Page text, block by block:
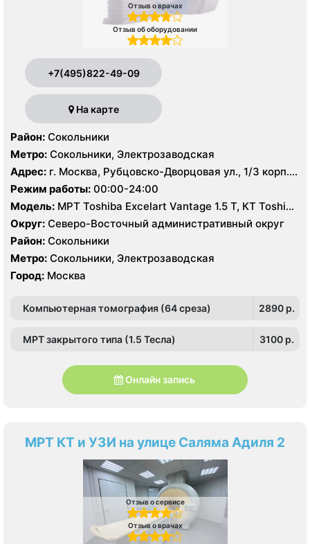
Отзыв о врачах
Отзыв об оборудовании
+7(495)822-49-09
На карте
Район: Сокольники
Метро: Сокольники, Электрозаводская
Адрес: г. Москва, Рубцовско-Дворцовая ул., 1/3 корп.
2А
Режим работы: 00:00-24:00
Модель: МРТ Toshiba Excelart Vantage 1.5 Т, КТ Toshiba
Aquilion 64 среза, УЗИ
Округ: Северо-Восточный административный округ
Район: Сокольники
Метро: Сокольники, Электрозаводская
Город: Москва
Компьютерная томография (64 среза) 2890 p.
МРТ закрытого типа (1.5 Тесла) 3100 p.
Онлайн запись
МРТ КТ и УЗИ на улице Саляма Адиля 2
Отзыв о сервисе
Отзыв о врачах